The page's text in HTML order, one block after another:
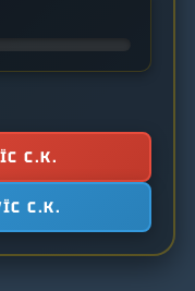
С.К.
С.К.